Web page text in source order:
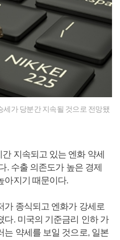
가 당분간 지속될 것으로 전망됐
지속되고 있는 엔화 약세
. 수출 의존도가 높은 경제
아지기 때문이다.
가 종식되고 엔화가 강세로
다. 미국의 기준금리 인하 가
는 약세를 보일 것으로, 일본